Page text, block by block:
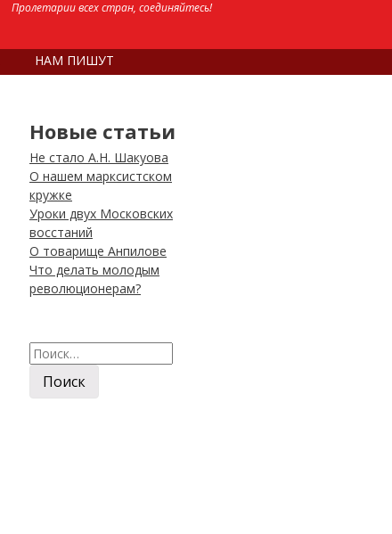
Пролетарии всех стран, соединяйтесь!
НАМ ПИШУТ
Новые статьи
Не стало А.Н. Шакуова
О нашем марксистском
кружке
Уроки двух Московских
восстаний
О товарище Анпилове
Что делать молодым
революционерам?
Найти: